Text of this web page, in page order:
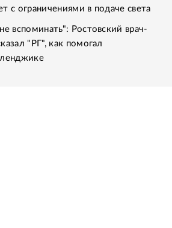
с ограничениями в подаче света
вспоминать": Ростовский врач-
"РГ", как помогал